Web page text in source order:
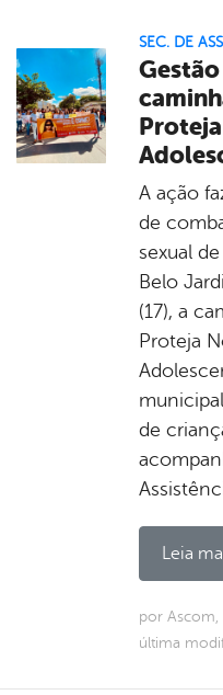
SEC. DE
A ação
de
sexual
Belo
(17), a
Proteja
de
Leia
por Ascom,
última